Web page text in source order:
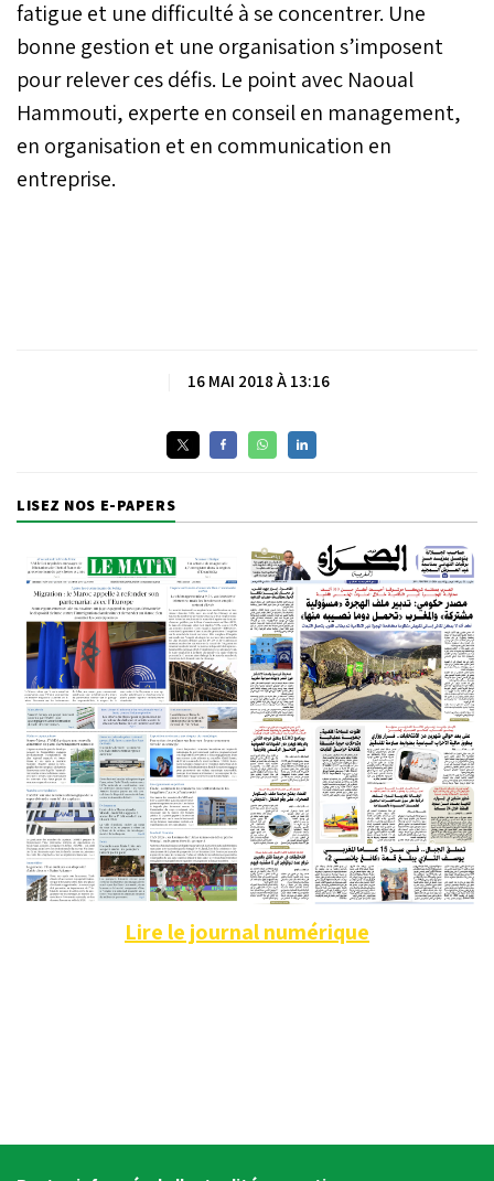
fatigue et une difficulté à se concentrer. Une
bonne gestion et une organisation s’imposent
pour relever ces défis. Le point avec Naoual
Hammouti, experte en conseil en management,
en organisation et en communication en
entreprise.
16 MAI 2018 À 13:16
LISEZ NOS E-PAPERS
Lire le journal numérique